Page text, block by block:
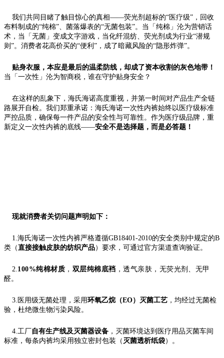
我们共同目睹了触目惊心的真相——荧光剂超标的“医疗级”，回收
布料制成的“纯棉”、菌落爆表的“无菌包装”。当「纯棉」沦为营销话
术，当「无菌」变成文字游戏，当化纤混纺、荧光剂成为行业“潜规
则”。消费者花高价买的“便利”，成了暗藏风险的“隐形炸弹”。
贴身衣服，本应是最后的温柔防线，却成了资本收割的灰色地带！
当「一次性」沦为智商税，谁在守护贴身安全？
在这样的乱象下，海氏海诺高度重视，并第一时间对产品生产全链
路展开自检。我们郑重承诺：海氏海诺一次性内裤始终以医疗级标准
严控品质，确保每一件产品的安全性与可靠性。作为医疗级品牌，重
新定义一次性内裤的底线——安全不是选择题，而是必答题！
现就消费者关切问题声明如下：
1. 海氏海诺一次性内裤严格遵循GB18401-2010的安全类别中规定的B
类（直接接触皮肤的纺织产品）要求，可通过官方渠道查询验证。
2. 100%纯棉材质 ， 双层纯棉底裆 ，透气亲肤，无荧光剂、无甲
醛。
3. 医用级无菌处理，采用环氧乙烷（EO）灭菌工艺 ，均经过无菌检
验，杜绝微生物污染风险。
4. 工厂自有生产线及灭菌器设备 ，灭菌环境达到医疗用品灭菌车间
标准，每条内裤均采用独立密封包装（ 灭菌透析纸袋）。